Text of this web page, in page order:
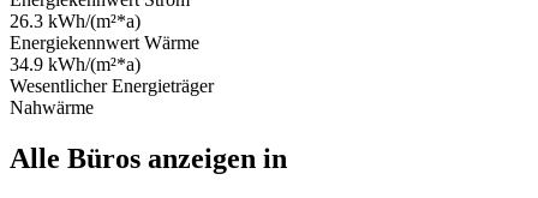
26.3 kWh/(m²*a)
Energiekennwert Wärme
34.9 kWh/(m²*a)
Wesentlicher Energieträger
Nahwärme
Alle Büros anzeigen in